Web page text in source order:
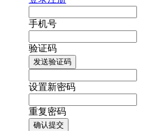
手机号
验证码
发送验证码
设置新密码
重复密码
确认提交